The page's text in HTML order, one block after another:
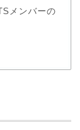
メンバーの